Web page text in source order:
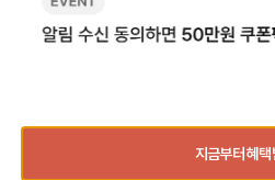
최적화된 검수 시스템으로 빠르고 효율적으로 물품
및 이미지로 확실하게 안내해 드려요.
지금부터 혜택